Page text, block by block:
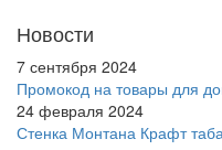
Новости
7 сентября 2024
Промокод на товары для
24 февраля 2024
Стенка Монтана Крафт